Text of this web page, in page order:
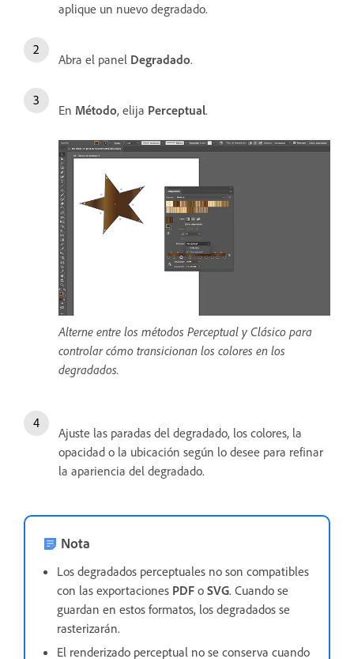
aplique un nuevo degradado.
Abra el panel Degradado.
En Método, elija Perceptual.
Alterne entre los métodos Perceptual y Clásico para
controlar cómo transicionan los colores en los
degradados.
Ajuste las paradas del degradado, los colores, la
opacidad o la ubicación según lo desee para refinar
la apariencia del degradado.
Nota
Los degradados perceptuales no son compatibles
con las exportaciones PDF o SVG. Cuando se
guardan en estos formatos, los degradados se
rasterizarán.
El renderizado perceptual no se conserva cuando